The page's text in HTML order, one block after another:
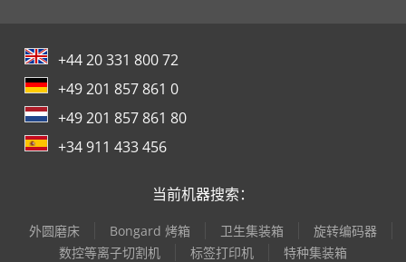
+44 20 331 800 72
+49 201 857 861 0
+49 201 857 861 80
+34 911 433 456
当前机器搜索：
外圆磨床 Bongard 烤箱 卫生集装箱
旋转编码器
数控等离子切割机
标签打印机 特种集装箱